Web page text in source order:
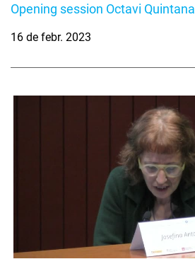
Opening session Octavi Quintana
16 de febr. 2023